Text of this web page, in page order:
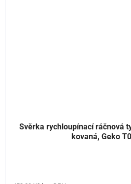
Svěrka rychloupínací ráčnová
kovaná, Geko